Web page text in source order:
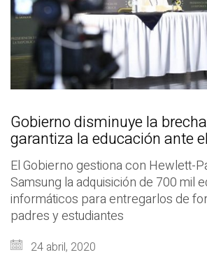
Gobierno disminuye la
garantiza la educación ante
El Gobierno gestiona con Hewlett-
Samsung la adquisición de 700 mil
informáticos para entregarlos de
padres y estudiantes
24 abril, 2020